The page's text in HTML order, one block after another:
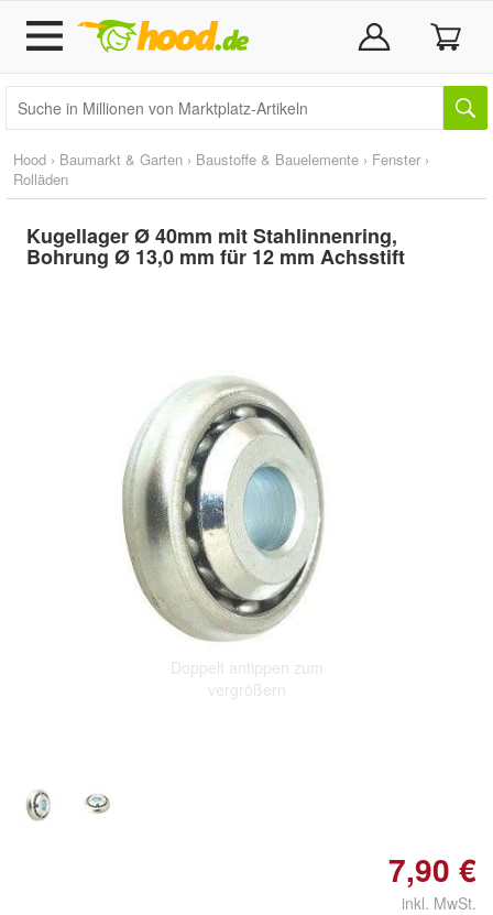
Hood › Baumarkt & Garten › Baustoffe & Bauelemente › Fenster ›
Rolläden
Kugellager Ø 40mm mit Stahlinnenring,
Bohrung Ø 13,0 mm für 12 mm Achsstift
Doppelt antippen zum
vergrößern
7,90 €
inkl. MwSt.